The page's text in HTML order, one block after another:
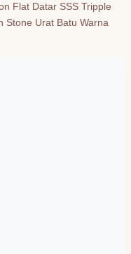
Flat Datar SSS Tripple
Stone Urat Batu Warna